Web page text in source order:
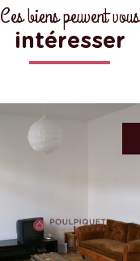
Ces biens peuvent vous
intéresser
voir le bien